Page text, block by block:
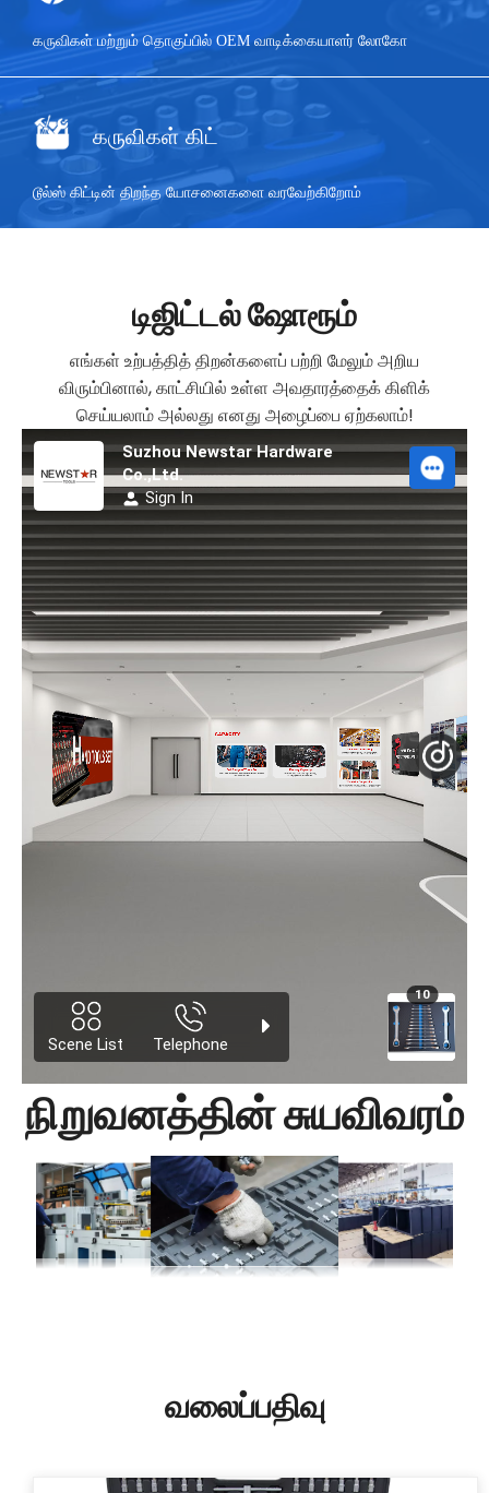
கருவிகள் மற்றும் தொகுப்பில் OEM வாடிக்கையாளர் லோகோ
கருவிகள் கிட்
டூல்ஸ் கிட்டின் திறந்த யோசனைகளை வரவேற்கிறோம்
டிஜிட்டல் ஷோரூம்
எங்கள் உற்பத்தித் திறன்களைப் பற்றி மேலும் அறிய
விரும்பினால், காட்சியில் உள்ள அவதாரத்தைக் கிளிக்
செய்யலாம் அல்லது எனது அழைப்பை ஏற்கலாம்!
நிறுவனத்தின் சுயவிவரம்
வலைப்பதிவு